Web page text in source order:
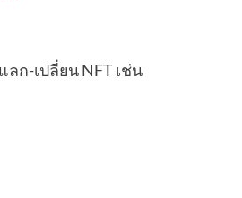
ก-เปลี่ยน NFT เช่น